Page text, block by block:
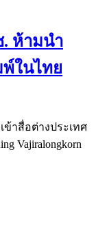
. ห้ามนำ
ในไทย
ข้าสื่อต่างประเทศ
Vajiralongkorn